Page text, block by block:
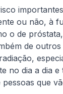
ou não, à
o de
de
dia a dia
que